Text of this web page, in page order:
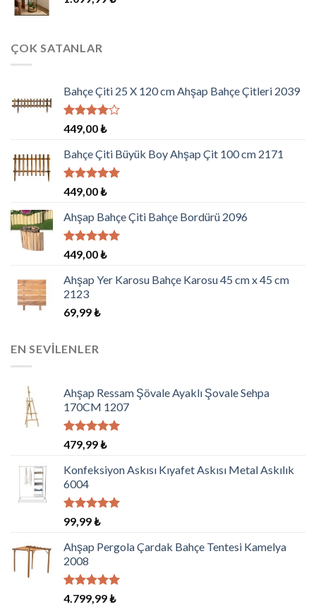
ÇOK SATANLAR
Bahçe Çiti 25 X 120 cm Ahşap Bahçe Çitleri 2039
5
üzerinden
4.00
oy
aldı
449,00₺
Bahçe Çiti Büyük Boy Ahşap Çit 100 cm 2171
5 üzerinden
5.00oy
aldı
449,00₺
Ahşap Bahçe Çiti Bahçe Bordürü 2096
5 üzerinden
5.00oy
aldı
449,00₺
Ahşap Yer Karosu Bahçe Karosu 45 cm x 45 cm
2123
69,99₺
EN SEVILENLER
Ahşap Ressam Şövale Ayaklı Şovale Sehpa
170CM 1207
5 üzerinden
5.00oy
aldı
479,99₺
Konfeksiyon Askısı Kıyafet Askısı Metal Askılık
6004
5 üzerinden
5.00
aldı
99,99₺
Ahşap Pergola Çardak Bahçe Tentesi Kamelya
2008
5 üzerinden
oy
4.799,99₺